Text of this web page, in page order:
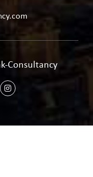
Consultancy